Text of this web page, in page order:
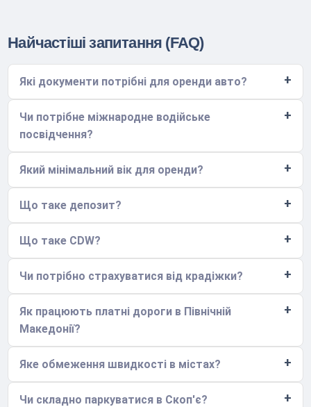
Найчастіші запитання (FAQ)
Які документи потрібні для оренди авто?
Чи потрібне міжнародне водійське
посвідчення?
Який мінімальний вік для оренди?
Що таке депозит?
Що таке CDW?
Чи потрібно страхуватися від крадіжки?
Як працюють платні дороги в Північній
Македонії?
Яке обмеження швидкості в містах?
Чи складно паркуватися в Скоп'є?